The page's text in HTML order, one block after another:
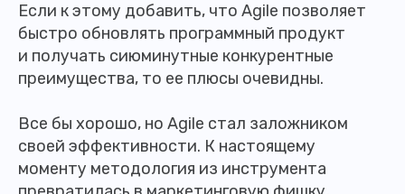
Если к этому добавить, что Agile позволяет
быстро обновлять программный продукт
и получать сиюминутные конкурентные
преимущества, то ее плюсы очевидны.
Все бы хорошо, но Agile стал заложником
своей эффективности. К настоящему
моменту методология из инструмента